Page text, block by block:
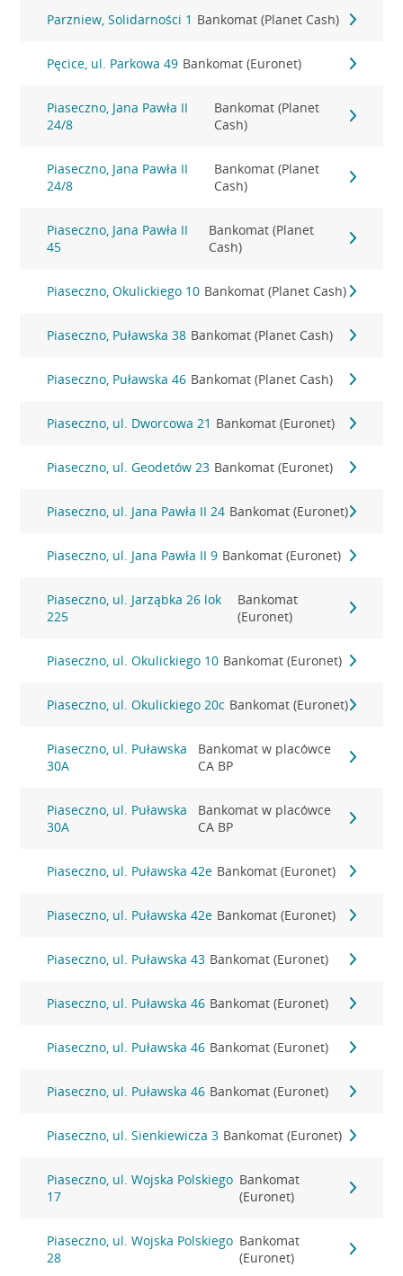
Parzniew, Solidarności 1 Bankomat (Planet Cash)
Pęcice, ul. Parkowa 49 Bankomat (Euronet)
Piaseczno, Jana Pawła II
24/8
Bankomat (Planet
Cash)
Piaseczno, Jana Pawła II
24/8
Bankomat (Planet
Cash)
Piaseczno, Jana Pawła II
45
Bankomat (Planet
Cash)
Piaseczno, Okulickiego 10 Bankomat (Planet Cash)
Piaseczno, Puławska 38 Bankomat (Planet Cash)
Piaseczno, Puławska 46 Bankomat (Planet Cash)
Piaseczno, ul. Dworcowa 21 Bankomat (Euronet)
Piaseczno, ul. Geodetów 23 Bankomat (Euronet)
Piaseczno, ul. Jana Pawła II 24 Bankomat (Euronet)
Piaseczno, ul. Jana Pawła II 9 Bankomat (Euronet)
Piaseczno, ul. Jarząbka 26 lok
225
Bankomat
(Euronet)
Piaseczno, ul. Okulickiego 10 Bankomat (Euronet)
Piaseczno, ul. Okulickiego 20c Bankomat (Euronet)
Piaseczno, ul. Puławska
30A
Bankomat w placówce
CA BP
Piaseczno, ul. Puławska
30A
Bankomat w placówce
CA BP
Piaseczno, ul. Puławska 42e Bankomat (Euronet)
Piaseczno, ul. Puławska 42e Bankomat (Euronet)
Piaseczno, ul. Puławska 43 Bankomat (Euronet)
Piaseczno, ul. Puławska 46 Bankomat (Euronet)
Piaseczno, ul. Puławska 46 Bankomat (Euronet)
Piaseczno, ul. Puławska 46 Bankomat (Euronet)
Piaseczno, ul. Sienkiewicza 3 Bankomat (Euronet)
Piaseczno, ul. Wojska Polskiego
17
Bankomat
(Euronet)
Piaseczno, ul. Wojska Polskiego
28
Bankomat
(Euronet)